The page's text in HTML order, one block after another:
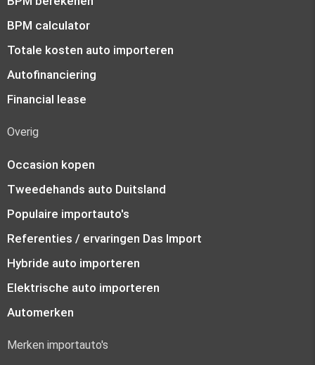
BPM calculator
Totale kosten auto importeren
Autofinanciering
Financial lease
Overig
Occasion kopen
Tweedehands auto Duitsland
Populaire importauto's
Referenties / ervaringen Das Import
Hybride auto importeren
Elektrische auto importeren
Automerken
Merken importauto's